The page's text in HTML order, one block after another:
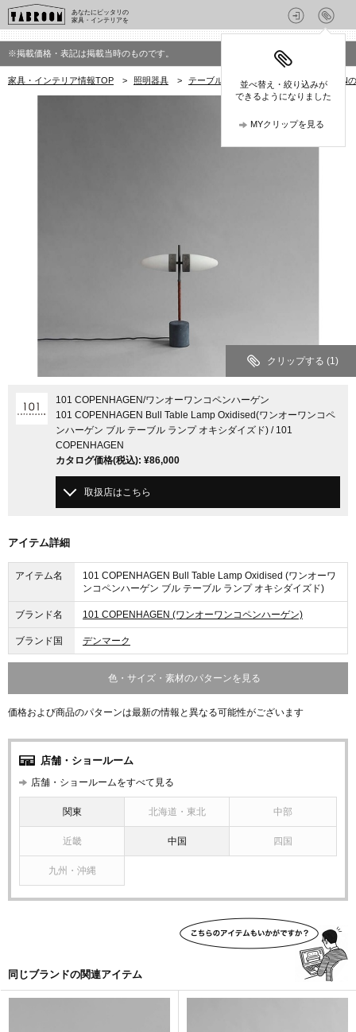
あなたにピッタリの
家具・インテリアを
並べ替え・絞り込みが
できるようになりました
MYクリップを見る
※掲載価格・表記は掲載当時のものです。
家具・インテリア情報TOP > 照明器具 > テーブルランプ > 101 COPENHAGEN
クリップする (1)
101 COPENHAGEN/ワンオーワンコペンハーゲン
101 COPENHAGEN Bull Table Lamp Oxidised(ワンオーワンコペ
ンハーゲン ブル テーブル ランプ オキシダイズド) / 101
COPENHAGEN
カタログ価格(税込): ¥86,000
取扱店はこちら
アイテム詳細
アイテム名
101 COPENHAGEN Bull Table Lamp Oxidised (ワンオーワ
ンコペンハーゲン ブル テーブル ランプ オキシダイズド)
ブランド名 101 COPENHAGEN (ワンオーワンコペンハーゲン)
ブランド国 デンマーク
色・サイズ・素材のパターンを見る
価格および商品のパターンは最新の情報と異なる可能性がございます
店舗・ショールーム
店舗・ショールームをすべて見る
関東 北海道・東北 中部
近畿 中国 四国
九州・沖縄
同じブランドの関連アイテム